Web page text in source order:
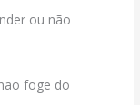
ou não
foge do